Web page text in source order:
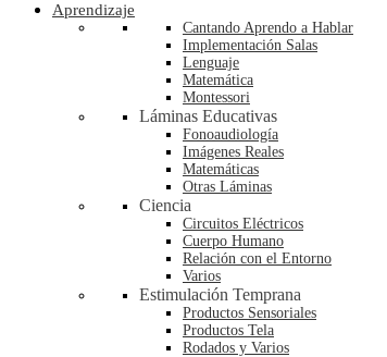
Aprendizaje
Cantando Aprendo a Hablar
Implementación Salas
Lenguaje
Matemática
Montessori
Láminas Educativas
Fonoaudiología
Imágenes Reales
Matemáticas
Otras Láminas
Ciencia
Circuitos Eléctricos
Cuerpo Humano
Relación con el Entorno
Varios
Estimulación Temprana
Productos Sensoriales
Productos Tela
Rodados y Varios